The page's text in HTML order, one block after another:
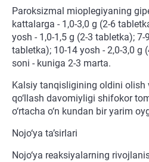
Paroksizmal mioplegiyaning
kattalarga - 1,0-3,0 g (2-6
yosh - 1,0-1,5 g (2-3 tabletka); 7-
tabletka); 10-14 yosh - 2,0-3,0 g
soni - kuniga 2-3 marta.
Kalsiy tanqisligining oldini olish
qo‘llash davomiyligi shifokor
o‘rtacha o‘n kundan bir yarim
Nojo‘ya ta’sirlari
Nojo‘ya reaksiyalarning